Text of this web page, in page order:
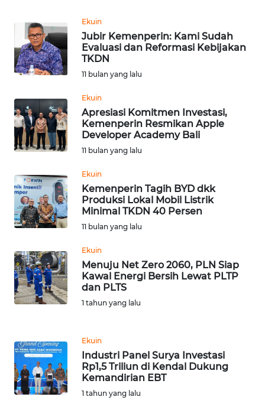
Ekuin
Jubir Kemenperin: Kami Sudah
Evaluasi dan Reformasi Kebijakan
TKDN
11 bulan yang lalu
Ekuin
Apresiasi Komitmen Investasi,
Kemenperin Resmikan Apple
Developer Academy Bali
11 bulan yang lalu
Ekuin
Kemenperin Tagih BYD dkk
Produksi Lokal Mobil Listrik
Minimal TKDN 40 Persen
11 bulan yang lalu
Ekuin
Menuju Net Zero 2060, PLN Siap
Kawal Energi Bersih Lewat PLTP
dan PLTS
1 tahun yang lalu
Ekuin
Industri Panel Surya Investasi
Rp1,5 Triliun di Kendal Dukung
Kemandirian EBT
1 tahun yang lalu
WN
KEPRI
WN
WN
PAPUA
BARAT
WN
RIAU
WN
SERAMBI
WN
JAMBI
WN
WN
NTB
WN